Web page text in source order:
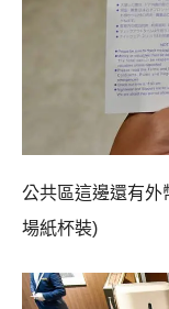
公共區這邊還有外
場紙杯裝)